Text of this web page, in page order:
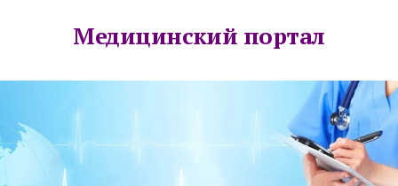
Медицинский портал